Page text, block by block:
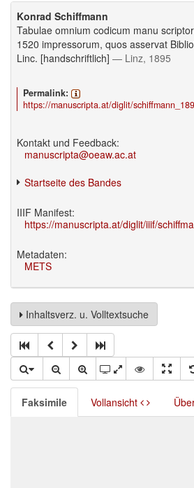
Konrad Schiffmann
Tabulae omnium codicum manu
1520 impressorum, quos asservat
Linc. [handschriftlich] — Linz, 1895
Permalink:
https://manuscripta.at/diglit/
Kontakt und Feedback:
manuscripta@oeaw.ac.at
Startseite des Bandes
IIIF Manifest:
https://manuscripta.at/diglit/iiif/
Metadaten:
METS
Inhaltsverz. u. Volltextsuche
Faksimile Vollansicht